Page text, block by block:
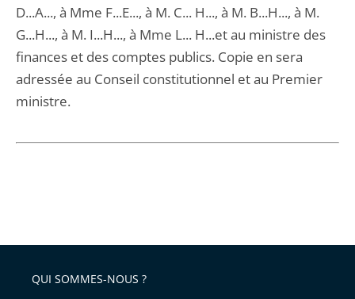
D...A..., à Mme F...E..., à M. C... H..., à M. B...H..., à M.
G...H..., à M. I...H..., à Mme L... H...et au ministre des
finances et des comptes publics. Copie en sera
adressée au Conseil constitutionnel et au Premier
ministre.
QUI SOMMES-NOUS ?